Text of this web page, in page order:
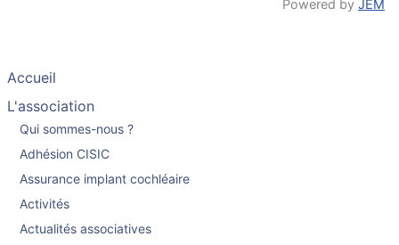
Powered by JEM
Accueil
L'association
Qui sommes-nous ?
Adhésion CISIC
Assurance implant cochléaire
Activités
Actualités associatives